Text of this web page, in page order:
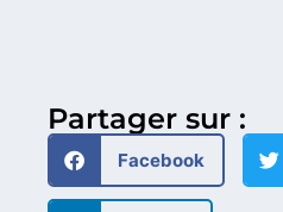
Partager sur :
Facebook